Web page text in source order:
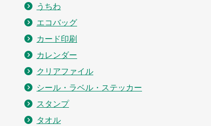
うちわ
エコバッグ
カード印刷
カレンダー
クリアファイル
シール・ラベル・ステッカー
スタンプ
タオル